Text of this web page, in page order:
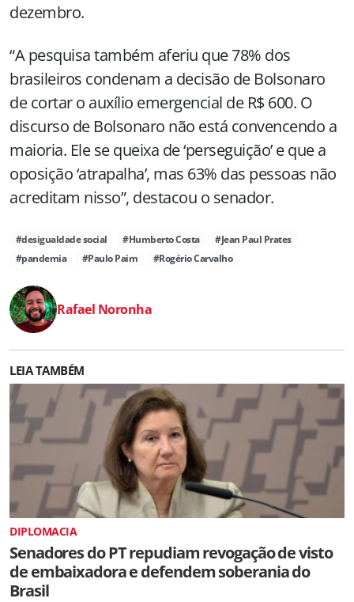
dezembro.
“A pesquisa também aferiu que 78% dos
brasileiros condenam a decisão de Bolsonaro
de cortar o auxílio emergencial de R$ 600. O
discurso de Bolsonaro não está convencendo a
maioria. Ele se queixa de ‘perseguição’ e que a
oposição ‘atrapalha’, mas 63% das pessoas não
acreditam nisso”, destacou o senador.
#desigualdade social #Humberto Costa
#Jean Paul Prates
#pandemia
#Paulo Paim #Rogério Carvalho
Rafael Noronha
LEIA TAMBÉM
DIPLOMACIA
Senadores do PT repudiam revogação de visto
de embaixadora e defendem soberania do
Brasil